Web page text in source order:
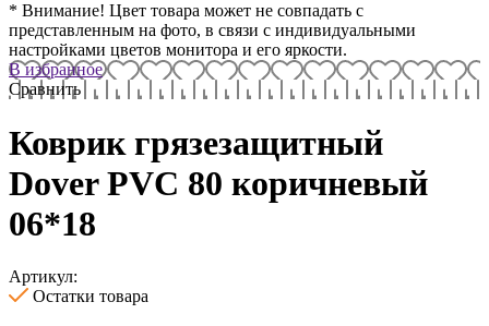
* Внимание! Цвет товара может не совпадать с
представленным на фото, в связи с индивидуальными
настройками цветов монитора и его яркости.
В избранное
Сравнить
Коврик грязезащитный
Dover PVC 80 коричневый
06*18
Артикул:
Остатки товара